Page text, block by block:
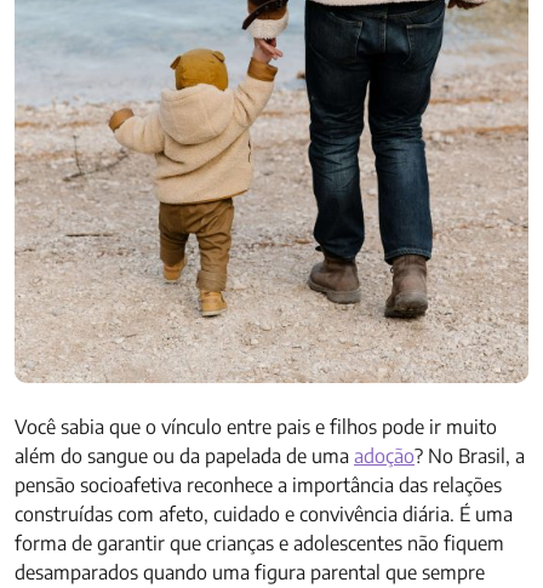
Você sabia que o vínculo entre pais e filhos pode ir muito
além do sangue ou da papelada de uma adoção? No Brasil, a
pensão socioafetiva reconhece a importância das relações
construídas com afeto, cuidado e convivência diária. É uma
forma de garantir que crianças e adolescentes não fiquem
desamparados quando uma figura parental que sempre